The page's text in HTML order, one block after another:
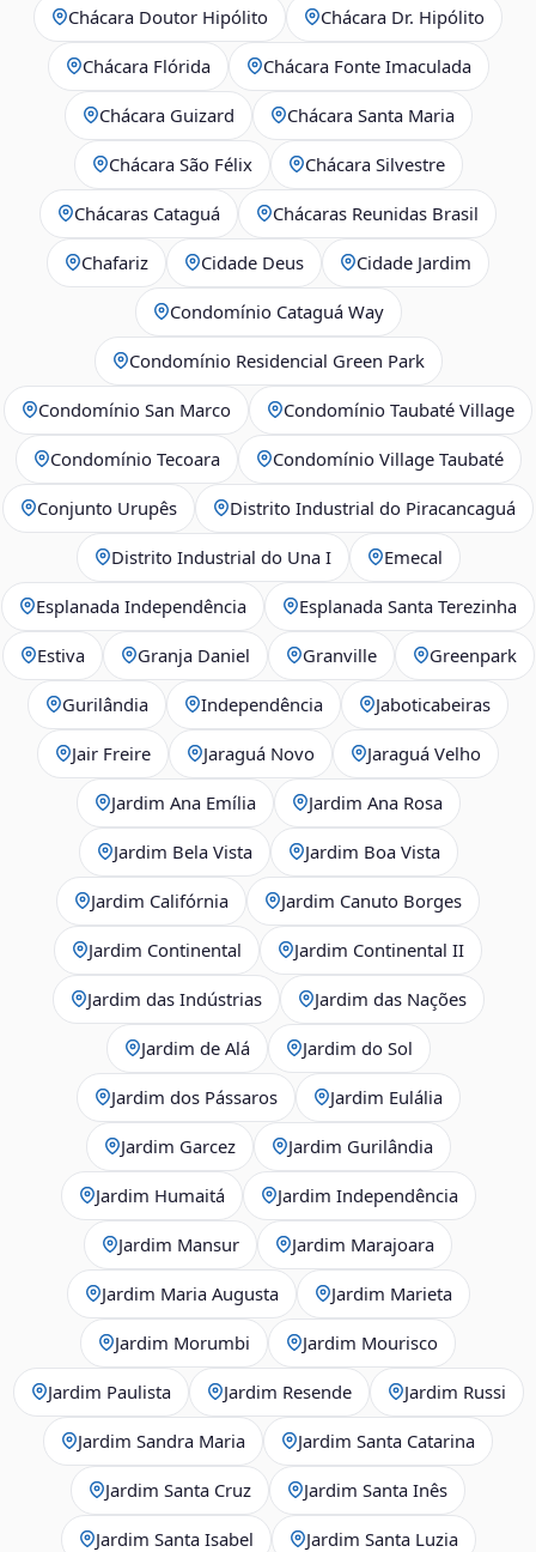
Chácara Doutor Hipólito Chácara Dr. Hipólito
Chácara Flórida Chácara Fonte Imaculada
Chácara Guizard Chácara Santa Maria
Chácara São Félix Chácara Silvestre
Chácaras Cataguá Chácaras Reunidas Brasil
Chafariz Cidade Deus Cidade Jardim
Condomínio Cataguá Way
Condomínio Residencial Green Park
Condomínio San Marco Condomínio Taubaté Village
Condomínio Tecoara Condomínio Village Taubaté
Conjunto Urupês Distrito Industrial do Piracancaguá
Distrito Industrial do Una I Emecal
Esplanada Independência Esplanada Santa Terezinha
Estiva Granja Daniel Granville Greenpark
Gurilândia Independência Jaboticabeiras
Jair Freire Jaraguá Novo Jaraguá Velho
Jardim Ana Emília Jardim Ana Rosa
Jardim Bela Vista Jardim Boa Vista
Jardim Califórnia Jardim Canuto Borges
Jardim Continental Jardim Continental II
Jardim das Indústrias Jardim das Nações
Jardim de Alá Jardim do Sol
Jardim dos Pássaros Jardim Eulália
Jardim Garcez Jardim Gurilândia
Jardim Humaitá Jardim Independência
Jardim Mansur Jardim Marajoara
Jardim Maria Augusta Jardim Marieta
Jardim Morumbi Jardim Mourisco
Jardim Paulista Jardim Resende Jardim Russi
Jardim Sandra Maria Jardim Santa Catarina
Jardim Santa Cruz Jardim Santa Inês
Jardim Santa Isabel Jardim Santa Luzia